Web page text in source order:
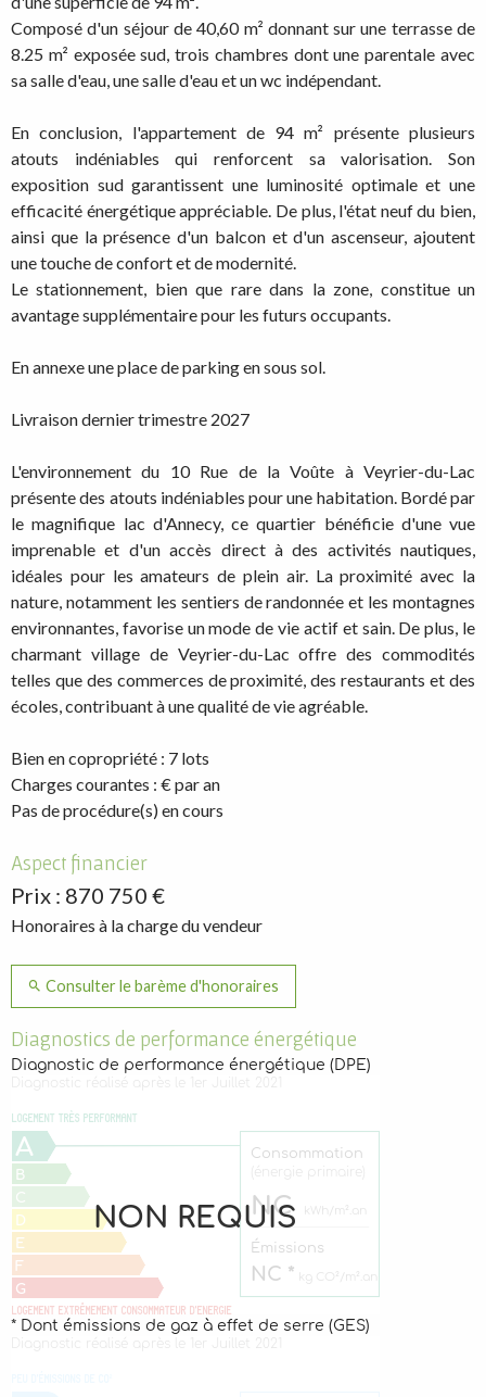
Composé d'un séjour de 40,60 m² donnant sur une terrasse de
8.25 m² exposée sud, trois chambres dont une parentale avec
sa salle d'eau, une salle d'eau et un wc indépendant.
En conclusion, l'appartement de 94 m² présente plusieurs
atouts indéniables qui renforcent sa valorisation. Son
exposition sud garantissent une luminosité optimale et une
efficacité énergétique appréciable. De plus, l'état neuf du bien,
ainsi que la présence d'un balcon et d'un ascenseur, ajoutent
une touche de confort et de modernité.
Le stationnement, bien que rare dans la zone, constitue un
avantage supplémentaire pour les futurs occupants.
En annexe une place de parking en sous sol.
Livraison dernier trimestre 2027
L'environnement du 10 Rue de la Voûte à Veyrier-du-Lac
présente des atouts indéniables pour une habitation. Bordé par
le magnifique lac d'Annecy, ce quartier bénéficie d'une vue
imprenable et d'un accès direct à des activités nautiques,
idéales pour les amateurs de plein air. La proximité avec la
nature, notamment les sentiers de randonnée et les montagnes
environnantes, favorise un mode de vie actif et sain. De plus, le
charmant village de Veyrier-du-Lac offre des commodités
telles que des commerces de proximité, des restaurants et des
écoles, contribuant à une qualité de vie agréable.
Bien en copropriété : 7 lots
Charges courantes : € par an
Pas de procédure(s) en cours
Aspect financier
Prix : 870 750 €
Honoraires à la charge du vendeur
Consulter le barème d'honoraires
Diagnostics de performance énergétique